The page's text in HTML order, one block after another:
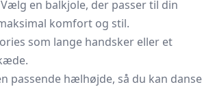
Vælg en balkjole, der passer til din
komfort og stil.
som lange handsker eller et
passende hælhøjde, så du kan danse